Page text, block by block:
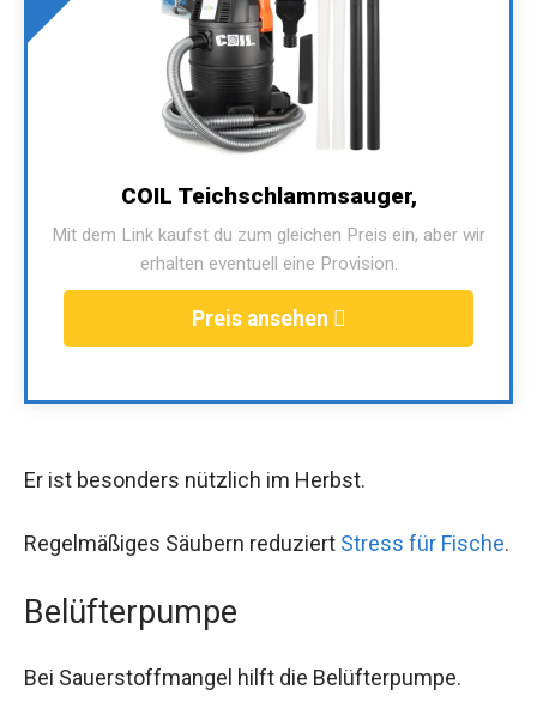
COIL Teichschlammsauger,
Mit dem Link kaufst du zum gleichen Preis ein, aber wir
erhalten eventuell eine Provision.
Preis ansehen
Er ist besonders nützlich im Herbst.
Regelmäßiges Säubern reduziert Stress für Fische.
Belüfterpumpe
Bei Sauerstoffmangel hilft die Belüfterpumpe.